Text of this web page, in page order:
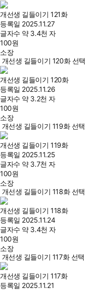
개선생 길들이기 121화
등록일 2025.11.27
글자수 약 3.4천 자
100원
소장
개선생 길들이기 120화 선택
개선생 길들이기 120화
등록일 2025.11.26
글자수 약 3.2천 자
100원
소장
개선생 길들이기 119화 선택
개선생 길들이기 119화
등록일 2025.11.25
글자수 약 3.7천 자
100원
소장
개선생 길들이기 118화 선택
개선생 길들이기 118화
등록일 2025.11.24
글자수 약 3.4천 자
100원
소장
개선생 길들이기 117화 선택
개선생 길들이기 117화
등록일 2025.11.21